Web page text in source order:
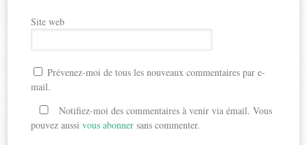
Site web
Prévenez-moi de tous les nouveaux commentaires par e-
mail.
Notifiez-moi des commentaires à venir via émail. Vous
pouvez aussivous abonner sans commenter.